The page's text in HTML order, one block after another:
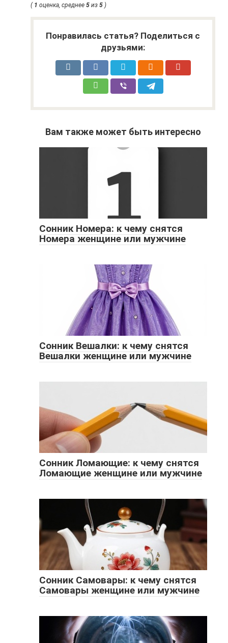
( 1 оценка, среднее 5 из 5 )
Понравилась статья? Поделиться с
друзьями:
Вам также может быть интересно
Сонник Номера: к чему снятся
Номера женщине или мужчине
Сонник Вешалки: к чему снятся
Вешалки женщине или мужчине
Сонник Ломающие: к чему снятся
Ломающие женщине или мужчине
Сонник Самовары: к чему снятся
Самовары женщине или мужчине